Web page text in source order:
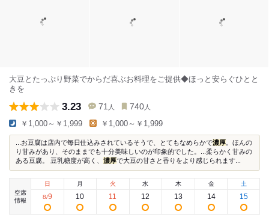
大豆とたっぷり野菜でからだ喜ぶお料理をご提供◆ほっと安らぐひとと
きを
3.23 71 人 740 人
￥1,000～￥1,999 ￥1,000～￥1,999
...お豆腐は店内で毎日仕込みされているそうで、とてもなめらかで濃厚 。ほんの
り甘みがあり、そのままでも十分美味しいのが印象的でした。...柔らかく甘みの
ある豆腐。 豆乳糖度が高く、 濃厚で大豆の甘さと香りをより感じられます...
空席
情報
日
8/9
月
10
火
11
水
12
木
13
金
14
土
15